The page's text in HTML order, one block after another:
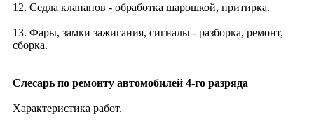
12. Седла клапанов - обработка шарошкой, притирка.
13. Фары, замки зажигания, сигналы - разборка, ремонт,
сборка.
Слесарь по ремонту автомобилей 4-го разряда
Характеристика работ.